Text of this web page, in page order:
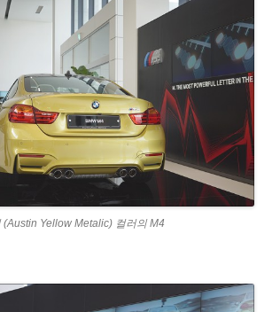
(Austin Yellow Metalic) 컬러의 M4